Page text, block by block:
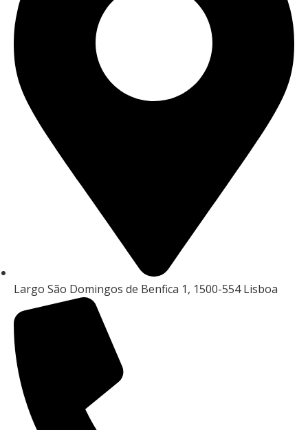
Largo São Domingos de Benfica 1, 1500-554 Lisboa